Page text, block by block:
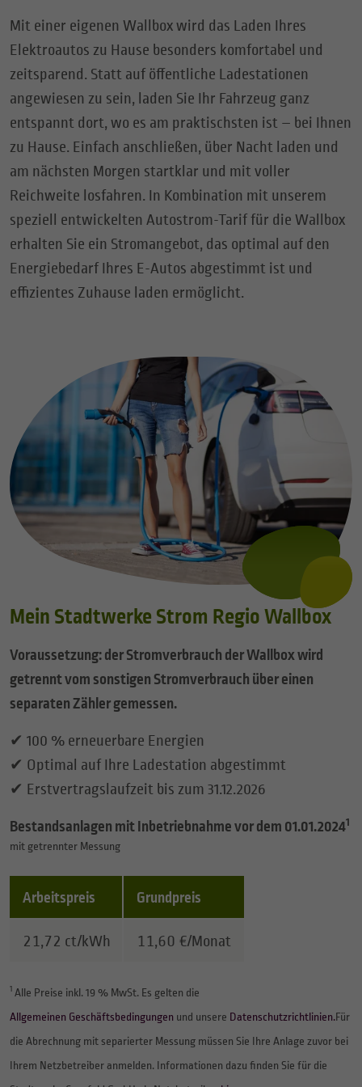
Mit einer eigenen Wallbox wird das Laden Ihres
Elektroautos zu Hause besonders komfortabel und
zeitsparend. Statt auf öffentliche Ladestationen
angewiesen zu sein, laden Sie Ihr Fahrzeug ganz
entspannt dort, wo es am praktischsten ist – bei Ihnen
zu Hause. Einfach anschließen, über Nacht laden und
am nächsten Morgen startklar und mit voller
Reichweite losfahren. In Kombination mit unserem
speziell entwickelten Autostrom-Tarif für die Wallbox
erhalten Sie ein Stromangebot, das optimal auf den
Energiebedarf Ihres E-Autos abgestimmt ist und
effizientes Zuhause laden ermöglicht.
Mein Stadtwerke Strom Regio Wallbox
Voraussetzung: der Stromverbrauch der Wallbox wird
getrennt vom sonstigen Stromverbrauch über einen
separaten Zähler gemessen.
✔ 100 % erneuerbare Energien
✔ Optimal auf Ihre Ladestation abgestimmt
✔ Erstvertragslaufzeit bis zum 31.12.2026
Bestandsanlagen mit Inbetriebnahme vor dem 01.01.20241
mit getrennter Messung
Hier finden Sie eine Tabelle zu “Mein Stadtwerke Strom
Arbeitspreis Grundpreis
21,72 ct/kWh 11,60 €/Monat
1 Alle Preise inkl. 19 % MwSt. Es gelten die
Allgemeinen Geschäftsbedingungen und unsere Datenschutzrichtlinien.Für
die Abrechnung mit separierter Messung müssen Sie Ihre Anlage zuvor bei
Ihrem Netzbetreiber anmelden. Informationen dazu finden Sie für die